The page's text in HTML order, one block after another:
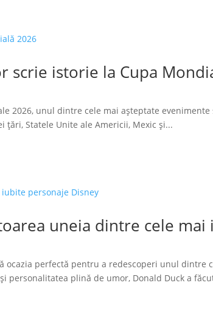
scrie istorie la Cupa
2026, unul dintre cele mai așteptate
Statele Unite ale Americii, Mexic și...
uneia dintre cele
ocazia perfectă pentru a redescoperi unul
personalitatea plină de umor, Donald Duck a